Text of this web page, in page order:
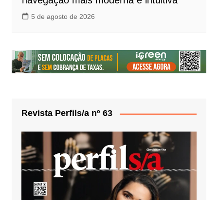
5 de agosto de 2026
Revista Perfils/a nº 63